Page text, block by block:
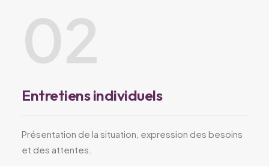
02
Entretiens individuels
Présentation de la situation, expression des besoins
et des attentes.